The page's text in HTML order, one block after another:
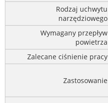
Rodzaj uchwytu
narzędziowego
Wymagany przepływ
powietrza
Zalecane ciśnienie pracy
Zastosowanie